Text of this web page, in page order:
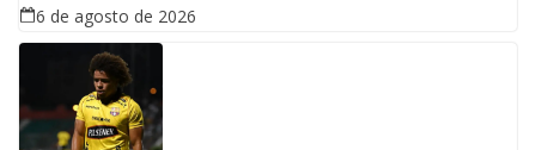
6 de agosto de 2026